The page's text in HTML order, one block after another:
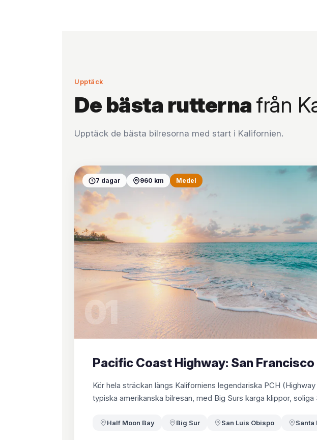
Upptäck
De bästa rutternafrån
Upptäck de bästa bilresorna med start i Kalifornien.
7 dagar 960 km Medel
01
Pacific Coast Highway: San
Kör hela sträckan längs Kaliforniens legendariska PCH
typiska amerikanska bilresan, med Big Surs karga klippor,
Half Moon Bay Big Sur San Luis Obispo Santa